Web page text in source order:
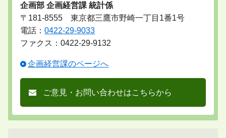
企画部 企画経営課 統計係
〒181-8555 東京都三鷹市野崎一丁目1番1号
電話：0422-29-9033
ファクス：0422-29-9132
企画経営課のページへ
ご意見・お問い合わせはこちらから